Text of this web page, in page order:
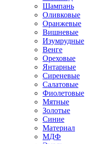
Шампань
Оливковые
Оранжевые
Вишневые
Изумрудные
Венге
Ореховые
Янтарные
Сиреневые
Салатовые
Фиолетовые
Мятные
Золотые
Синие
Материал
МДФ